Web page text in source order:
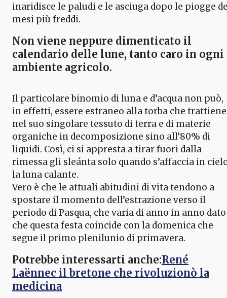
inaridisce le paludi e le asciuga dopo le piogge
mesi più freddi.
Non viene neppure dimenticato il
calendario delle lune, tanto caro in ogni
ambiente agricolo.
Il particolare binomio di luna e d’acqua non può,
in effetti, essere estraneo alla torba che trattiene
nel suo singolare tessuto di terra e di materie
organiche in decomposizione sino all’80% di
liquidi. Così, ci si appresta a tirar fuori dalla
rimessa gli sleánta solo quando s’affaccia in
la luna calante.
Vero è che le attuali abitudini di vita tendono a
spostare il momento dell’estrazione verso il
periodo di Pasqua, che varia di anno in anno dato
che questa festa coincide con la domenica che
segue il primo plenilunio di primavera.
Potrebbe interessarti anche:René
Laënnec il bretone che rivoluzionò la
medicina